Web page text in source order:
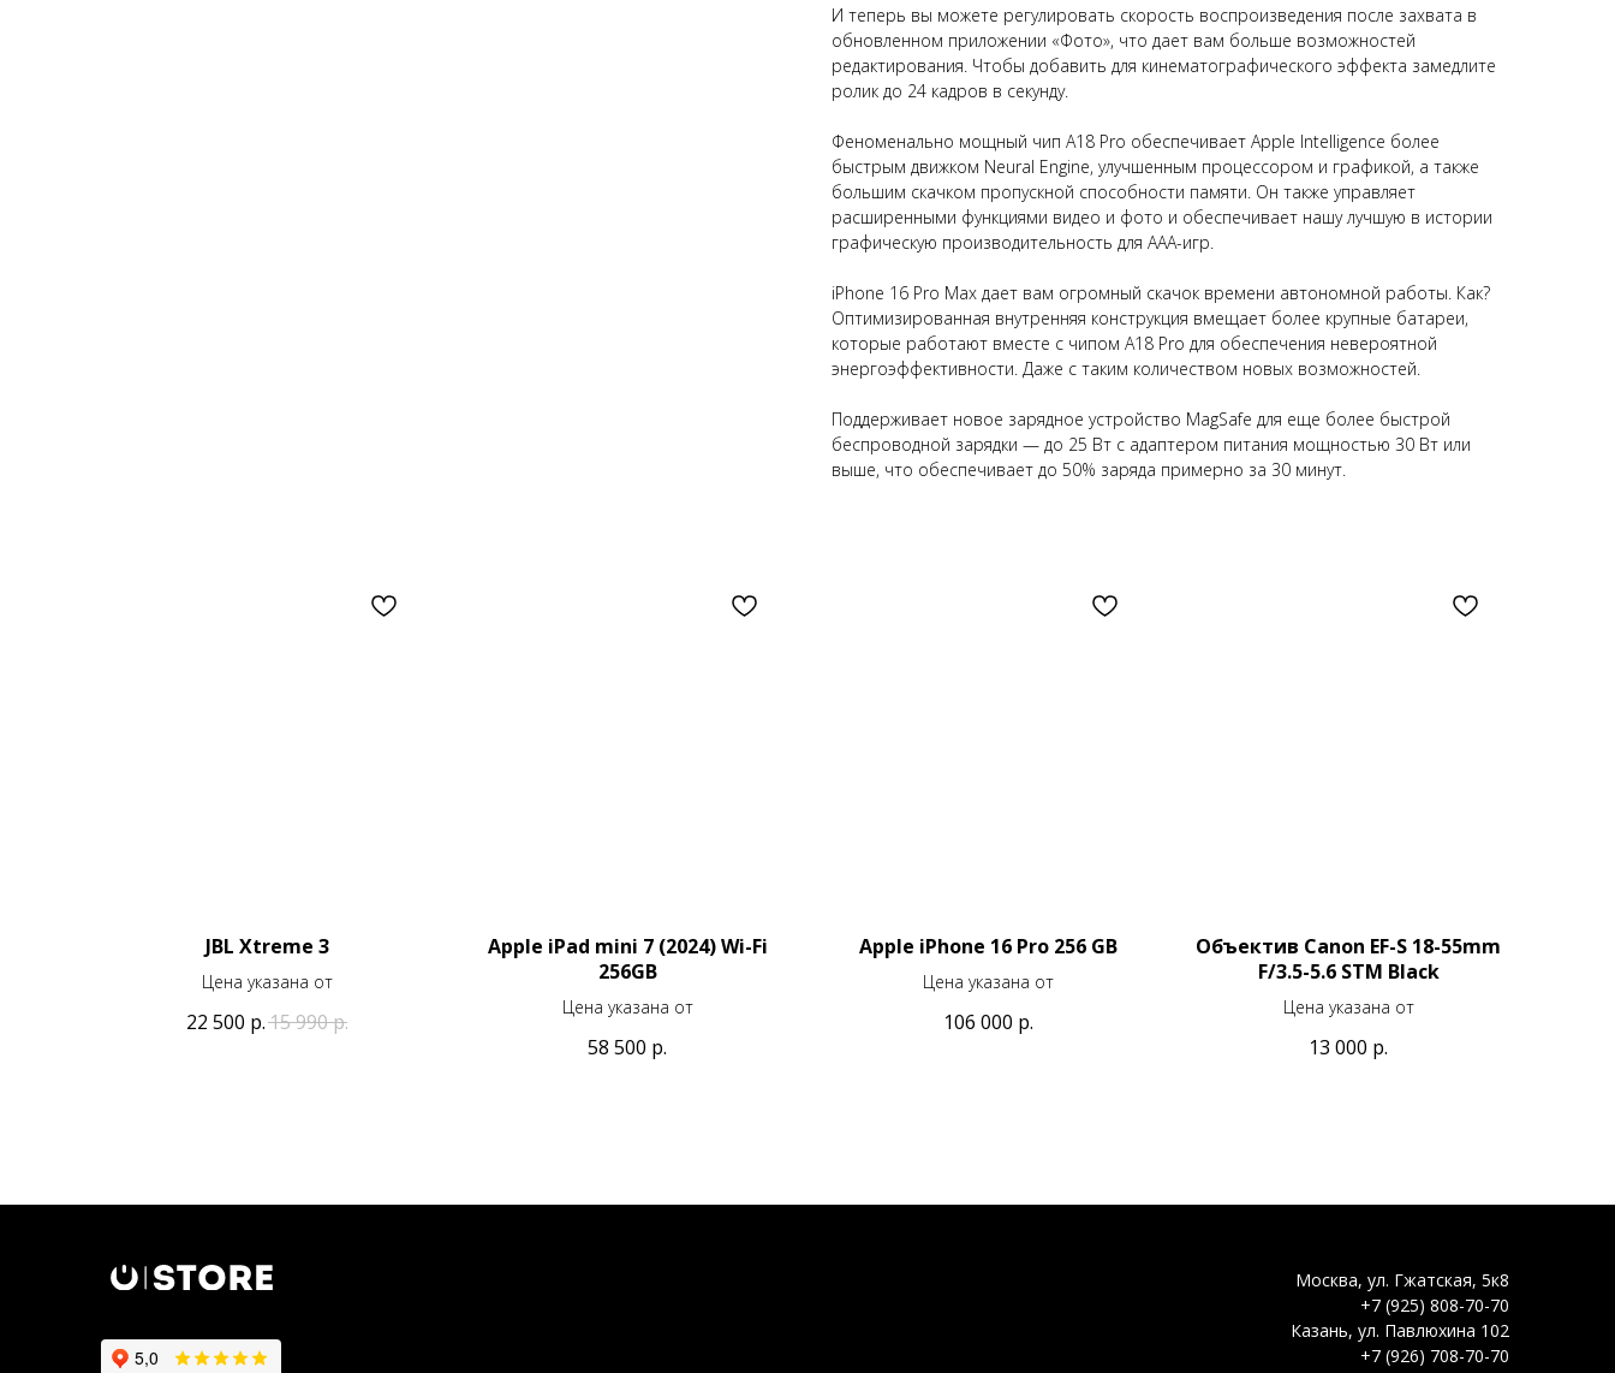
И теперь вы можете регулировать скорость воспроизведения после захвата в
обновленном приложении «Фото», что дает вам больше возможностей
редактирования. Чтобы добавить для кинематографического эффекта замедлите
ролик до 24 кадров в секунду.
Феноменально мощный чип A18 Pro обеспечивает Apple Intelligence более
быстрым движком Neural Engine, улучшенным процессором и графикой, а также
большим скачком пропускной способности памяти. Он также управляет
расширенными функциями видео и фото и обеспечивает нашу лучшую в истории
графическую производительность для ААА-игр.
iPhone 16 Pro Max дает вам огромный скачок времени автономной работы. Как?
Оптимизированная внутренняя конструкция вмещает более крупные батареи,
которые работают вместе с чипом A18 Pro для обеспечения невероятной
энергоэффективности. Даже с таким количеством новых возможностей.
Поддерживает новое зарядное устройство MagSafe для еще более быстрой
беспроводной зарядки — до 25 Вт с адаптером питания мощностью 30 Вт или
выше, что обеспечивает до 50% заряда примерно за 30 минут.
JBL Xtreme 3
Цена указана от
22 500 р.15 990р.
Apple iPad mini 7 (2024) Wi-Fi
256GB
Цена указана от
58 500 р.
Apple iPhone 16 Pro 256 GB
Цена указана от
106 000 р.
Объектив Canon EF-S 18-55mm
F/3.5-5.6 STM Black
Цена указана от
13 000 р.
Москва, ул. Гжатская, 5к8
+7 (925) 808-70-70
Казань, ул. Павлюхина 102
+7 (926) 708-70-70